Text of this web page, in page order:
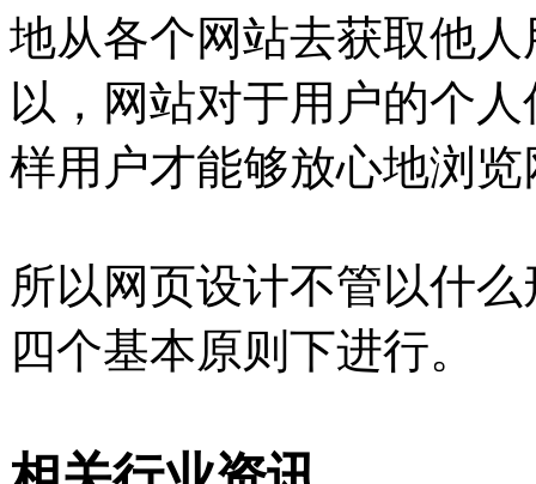
地从各个网站去获取他
以，网站对于用户的个
样用户才能够放心地浏览
所以网页设计不管以什
四个基本原则下进行。